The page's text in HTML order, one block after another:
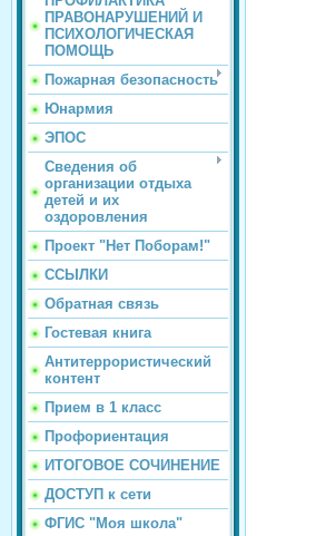
ПРАВОНАРУШЕНИЙ И
ПСИХОЛОГИЧЕСКАЯ
ПОМОЩЬ
Пожарная безопасность
Юнармия
ЭПОС
Сведения об
организации отдыха
детей и их
оздоровления
Проект "Нет Поборам!"
ССЫЛКИ
Обратная связь
Гостевая книга
Антитеррористический
контент
Прием в 1 класс
Профориентация
ИТОГОВОЕ СОЧИНЕНИЕ
ДОСТУП к сети
ФГИС "Моя школа"